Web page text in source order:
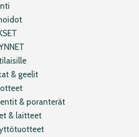
& geelit
& poranterät
& laitteet